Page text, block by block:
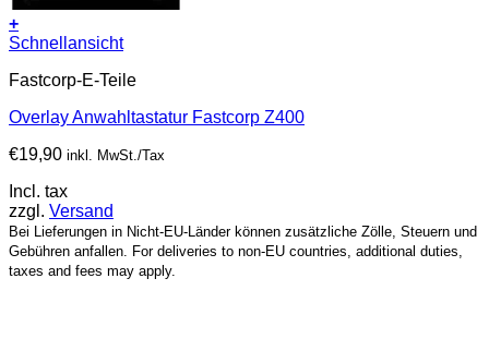
+
Schnellansicht
Fastcorp-E-Teile
Overlay Anwahltastatur Fastcorp Z400
€19,90 inkl. MwSt./Tax
Incl. tax
zzgl. Versand
Bei Lieferungen in Nicht-EU-Länder können zusätzliche Zölle, Steuern und
Gebühren anfallen. For deliveries to non-EU countries, additional duties,
taxes and fees may apply.